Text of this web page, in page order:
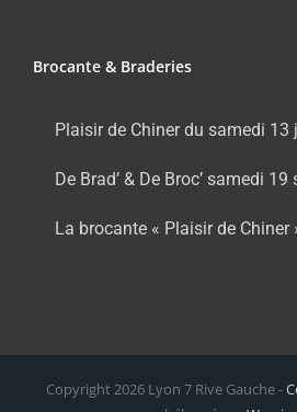
Brocante & Braderies
Plaisir de Chiner du samedi 13
De Brad’ & De Broc’ samedi
La brocante « Plaisir de Chiner
Copyright 2026 Lyon 7 Rive Gauche -